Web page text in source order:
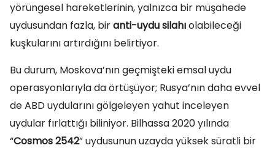
yörüngesel hareketlerinin, yalnızca bir müşahede
uydusundan fazla, biranti-uydu silahıolabileceği
kuşkularını artırdığını belirtiyor.
Bu durum, Moskova’nın geçmişteki emsal uydu
operasyonlarıyla da örtüşüyor; Rusya’nın daha evvel
de ABD uydularını gölgeleyen yahut inceleyen
uydular fırlattığı biliniyor. Bilhassa 2020 yılında
“Cosmos 2542” uydusunun uzayda yüksek süratli bir